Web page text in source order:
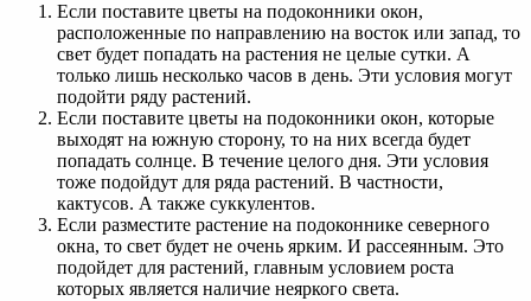
Если поставите цветы на подоконники окон,
расположенные по направлению на восток или запад, то
свет будет попадать на растения не целые сутки. А
только лишь несколько часов в день. Эти условия могут
подойти ряду растений.
Если поставите цветы на подоконники окон, которые
выходят на южную сторону, то на них всегда будет
попадать солнце. В течение целого дня. Эти условия
тоже подойдут для ряда растений. В частности,
кактусов. А также суккулентов.
Если разместите растение на подоконнике северного
окна, то свет будет не очень ярким. И рассеянным. Это
подойдет для растений, главным условием роста
которых является наличие неяркого света.